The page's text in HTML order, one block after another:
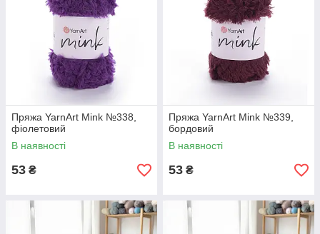
Пряжа YarnArt Mink №338,
фіолетовий
В наявності
53 ₴
Пряжа YarnArt Mink №339,
бордовий
В наявності
53 ₴